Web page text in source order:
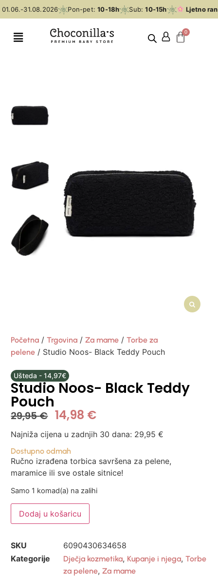
31.08.2026 Pon-pet: 10-18h Sub: 10-15h Ljetno
Početna /Trgovina /Za mame /Torbe za
pelene / Studio Noos- Black Teddy Pouch
Ušteda - 14,97€
Studio Noos- Black Teddy
Pouch
29,95€ 14,98 €
Najniža cijena u zadnjih 30 dana: 29,95€
Dostupno odmah
Ručno izrađena torbica savršena za pelene,
maramice ili sve ostale sitnice!
Samo 1 komad(a) na zalihi
Dodaj u košaricu
SKU
6090430634658
Kategorije
Dječja kozmetika, Kupanje i njega,Torbe
za pelene,Za mame